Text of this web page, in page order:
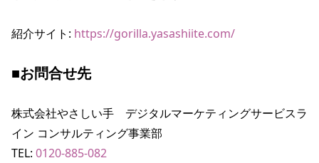
紹介サイト: https://gorilla.yasashiite.com/
■お問合せ先
株式会社やさしい手　デジタルマーケティングサービスラ
イン コンサルティング事業部
TEL: 0120-885-082